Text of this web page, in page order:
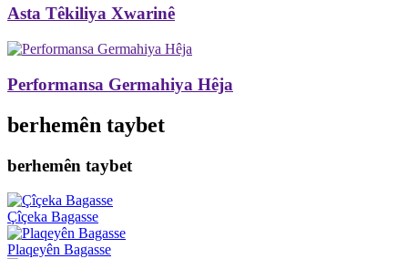
Asta Têkiliya Xwarinê
Performansa Germahiya Hêja
berhemên taybet
berhemên taybet
Çîçeka Bagasse
Plaqeyên Bagasse